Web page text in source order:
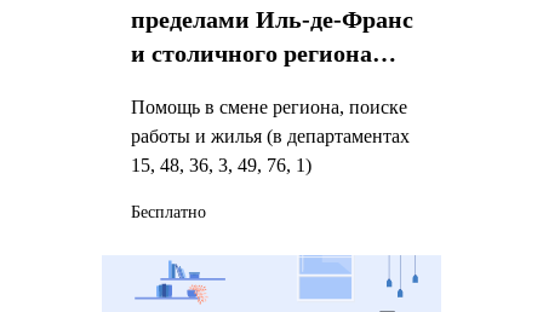
пределами Иль-де-Франс
и столичного региона
Помощь в смене региона, поиске
работы и жилья (в департаментах
15, 48, 36, 3, 49, 76, 1)
Бесплатно